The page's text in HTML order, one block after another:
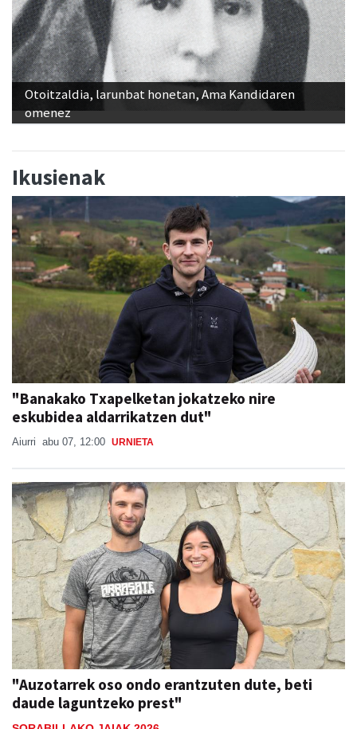
Otoitzaldia, larunbat honetan, Ama Kandidaren
omenez
Ikusienak
"Banakako Txapelketan jokatzeko nire
eskubidea aldarrikatzen dut"
Aiurri abu 07, 12:00 URNIETA
"Auzotarrek oso ondo erantzuten dute, beti
daude laguntzeko prest"